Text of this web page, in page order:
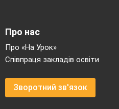
Про нас
Про «На Урок»
Співпраця закладів освіти
Зворотний зв'язок